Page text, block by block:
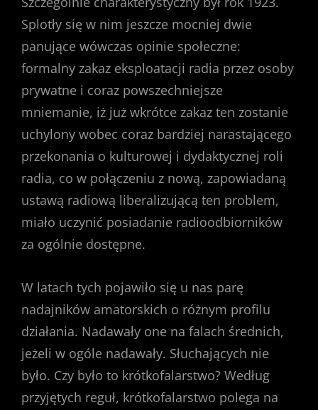
Splotły się w nim jeszcze mocniej dwie
panujące wówczas opinie społeczne:
formalny zakaz eksploatacji radia przez osoby
prywatne i coraz powszechniejsze
mniemanie, iż już wkrótce zakaz ten zostanie
uchylony wobec coraz bardziej narastającego
przekonania o kulturowej i dydaktycznej roli
radia, co w połączeniu z nową, zapowiadaną
ustawą radiową liberalizującą ten problem,
miało uczynić posiadanie radioodbiorników
za ogólnie dostępne.
W latach tych pojawiło się u nas parę
nadajników amatorskich o różnym profilu
działania. Nadawały one na falach średnich,
jeżeli w ogóle nadawały. Słuchających nie
było. Czy było to krótkofalarstwo? Według
przyjętych reguł, krótkofalarstwo polega na